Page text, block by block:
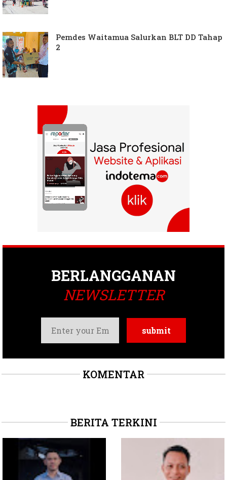
Pemdes Waitamua Salurkan BLT DD Tahap
2
BERLANGGANAN
NEWSLETTER
KOMENTAR
BERITA TERKINI